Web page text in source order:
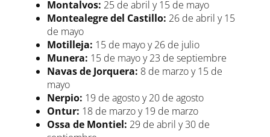
Montalvos: 25 de abril y 15 de mayo
Montealegre del Castillo: 26 de abril y 15
de mayo
Motilleja: 15 de mayo y 26 de julio
Munera: 15 de mayo y 23 de septiembre
Navas de Jorquera: 8 de marzo y 15 de
mayo
Nerpio: 19 de agosto y 20 de agosto
Ontur: 18 de marzo y 19 de marzo
Ossa de Montiel: 29 de abril y 30 de